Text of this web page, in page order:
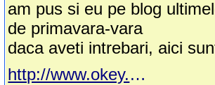
am pus si eu pe blog
de primavara-vara
daca aveti intrebari, aici
http://www.okey.ro/claudette/